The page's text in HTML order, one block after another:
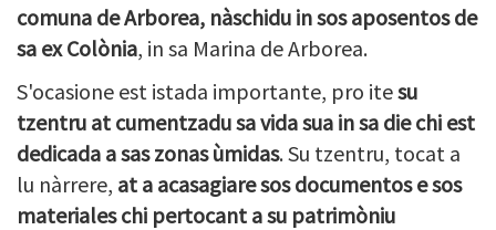
comuna de Arborea, nàschidu in sos aposentos de
sa ex Colònia, in sa Marina de Arborea.
S'ocasione est istada importante, pro itesu
tzentru at cumentzadu sa vida sua in sa die chi est
dedicada a sas zonas ùmidas. Su tzentru, tocat a
lu nàrrere, at a acasagiare sos documentos e sos
materiales chi pertocant a su patrimòniu